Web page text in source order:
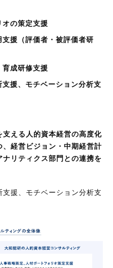
オの策定支援
援（評価者・被評価者研
成研修支援
援、モチベーション分析支
える人的資本経営の高度化
経営ビジョン・中期経営計
リティクス部門との連携を
援、​モチベーション分析支